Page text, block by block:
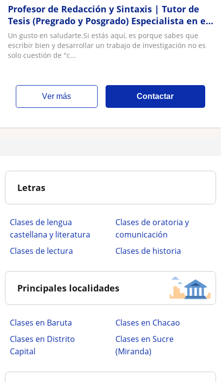
Profesor de Redacción y Sintaxis | Tutor de
Tesis (Pregrado y Posgrado) Especialista en el
área de Humanidades y Ciencias Sociales
Un gusto en saludarte.​Si estás aquí, es porque sabes que
escribir bien y desarrollar un trabajo de investigación no es
solo cuestión de "c...
ver más Contactar
Letras
Clases de lengua
castellana y literatura
Clases de oratoria y
comunicación
Clases de lectura
Clases de historia
Principales localidades
Clases en Baruta
Clases en Chacao
Clases en Distrito
Capital
Clases en Sucre
(Miranda)